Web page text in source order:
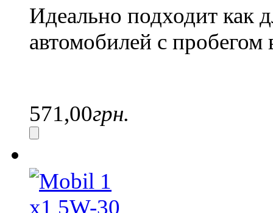
Идеально подходит как
автомобилей с
571,00грн.